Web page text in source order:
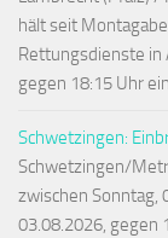
hält seit
Rettungsdienste in
gegen 18:15 Uhr
Schwetzingen:
Schwetzingen/
zwischen Sonntag,
03.08.2026, gegen